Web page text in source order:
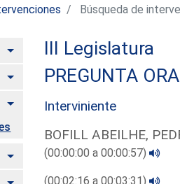
Búsqueda de
Alternar
Alternar
Alternar
Alternar
Alternar
III Legislatura
PREGUNTA
Interviniente
BOFILL ABEILHE,
(00:00:00 a 00:00:57)
(00:02:16 a 00:03:31)